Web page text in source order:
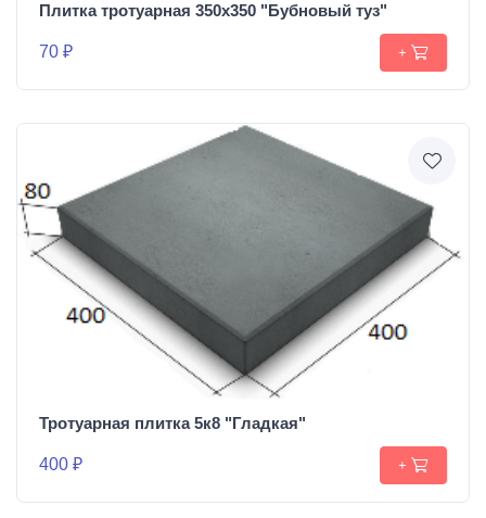
Плитка тротуарная 350х350 "Бубновый туз"
70 ₽ +
Тротуарная плитка 5к8 "Гладкая"
400 ₽ +